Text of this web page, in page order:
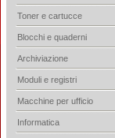
Toner e cartucce
Blocchi e quaderni
Archiviazione
Moduli e registri
Macchine per ufficio
Informatica